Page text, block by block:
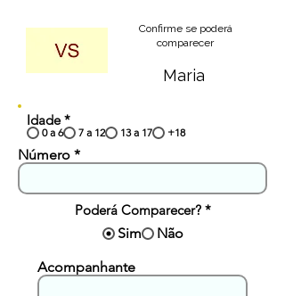
Confirme se poderá
comparecer
Maria
Idade *
0 a 6 7 a 12 13 a 17 +18
Número
Poderá Comparecer? *
Sim
Não
Acompanhante